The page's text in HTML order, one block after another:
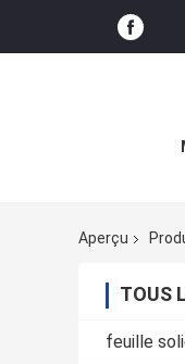
Aperçu
TOUS
feuille